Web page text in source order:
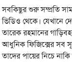
সবকিছুর শুরু সম্প্রতি
ভিডিও থেকে। যেখানে
তারেক রহমানের
আধুনিক ফিজিক্সের সব
তাদের পায়ের নিচে